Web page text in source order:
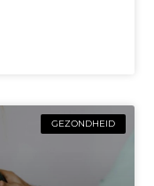
GEZONDHEID